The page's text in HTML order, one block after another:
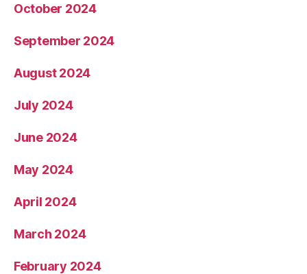
October 2024
September 2024
August 2024
July 2024
June 2024
May 2024
April 2024
March 2024
February 2024